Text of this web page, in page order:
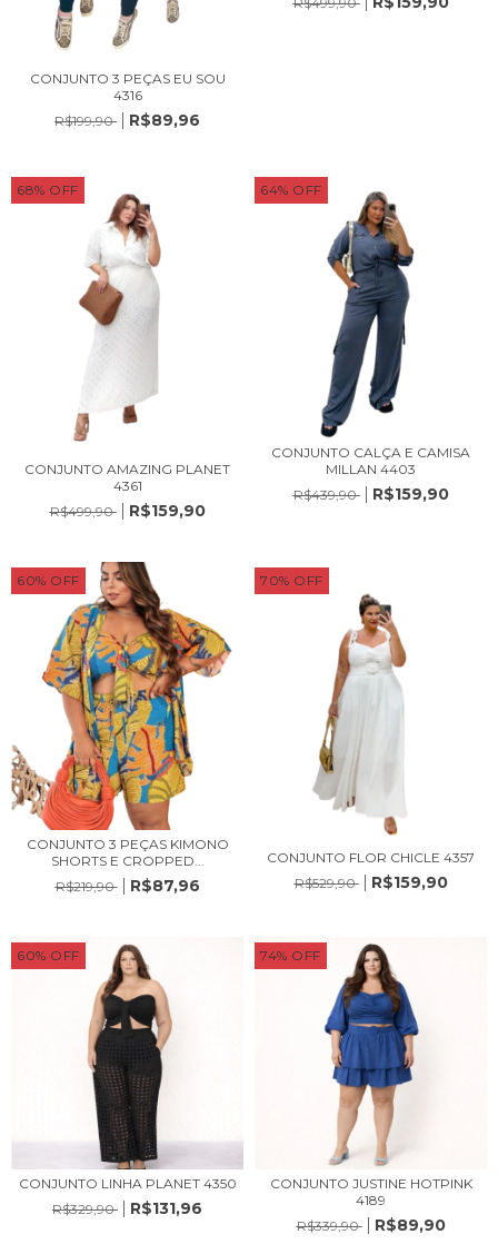
CONJUNTO 3 PEÇAS EU SOU
4316
R$199,90
R$89,96
68% OFF
CONJUNTO AMAZING PLANET
4361
R$499,90
R$159,90
64% OFF
CONJUNTO CALÇA E CAMISA
MILLAN 4403
R$439,90
R$159,90
60% OFF
CONJUNTO 3 PEÇAS KIMONO
SHORTS E CROPPED...
R$219,90
R$87,96
70% OFF
CONJUNTO FLOR CHICLE 4357
R$529,90
R$159,90
60% OFF
CONJUNTO LINHA PLANET 4350
R$329,90
R$131,96
74% OFF
CONJUNTO JUSTINE HOTPINK
4189
R$339,90
R$89,90